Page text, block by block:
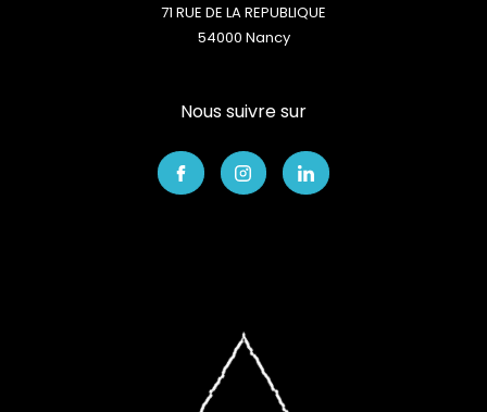
71 RUE DE LA REPUBLIQUE
54000
nancy
Nous suivre sur